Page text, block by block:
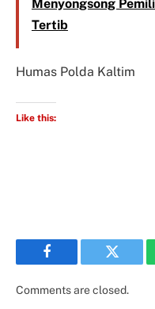
Menyongsong
Tertib
Humas Polda Kaltim
Like this:
Facebook Twitter
Comments are closed.